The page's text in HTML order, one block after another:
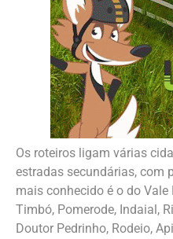
Os roteiros ligam várias
estradas secundárias, com
mais conhecido é o do Vale
Timbó, Pomerode, Indaial,
Doutor Pedrinho, Rodeio,